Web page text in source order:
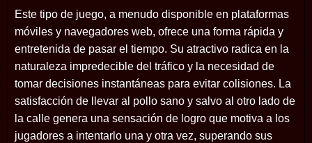
Este tipo de juego, a menudo disponible en plataformas
móviles y navegadores web, ofrece una forma rápida y
entretenida de pasar el tiempo. Su atractivo radica en la
naturaleza impredecible del tráfico y la necesidad de
tomar decisiones instantáneas para evitar colisiones. La
satisfacción de llevar al pollo sano y salvo al otro lado de
la calle genera una sensación de logro que motiva a los
jugadores a intentarlo una y otra vez, superando sus